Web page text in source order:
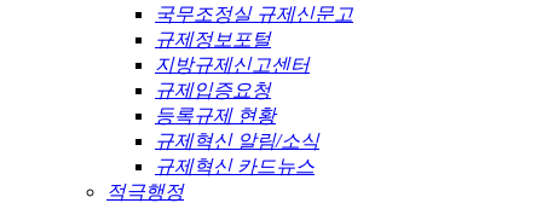
국무조정실 규제신문고
규제정보포털
지방규제신고센터
규제입증요청
등록규제 현황
규제혁신 알림/소식
규제혁신 카드뉴스
적극행정